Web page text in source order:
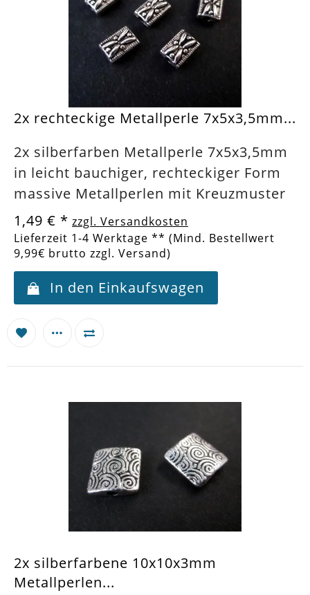
2x rechteckige Metallperle 7x5x3,5mm...
2x silberfarben Metallperle 7x5x3,5mm
in leicht bauchiger, rechteckiger Form
massive Metallperlen mit Kreuzmuster
1,49 € * zzgl. Versandkosten
Lieferzeit 1-4 Werktage ** (Mind. Bestellwert
9,99€ brutto zzgl. Versand)
In den Einkaufswagen
2x silberfarbene 10x10x3mm
Metallperlen...